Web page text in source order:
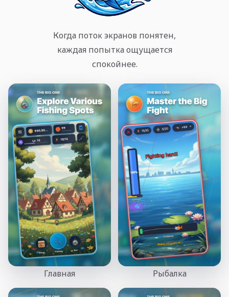
Когда поток экранов понятен,
каждая попытка ощущается
спокойнее.
Главная Рыбалка